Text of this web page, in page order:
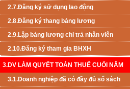
2.7.Đăng ký sử dụng lao động
2.8.Đăng ký thang bảng lương
2.9.Lập bảng lương chi trả nhân viên
2.10.Đăng ký tham gia BHXH
3.DV LÀM QUYẾT TOÁN THUẾ CUỐI NĂM
3.1.Doanh nghiệp đã có đầy đủ sổ sách